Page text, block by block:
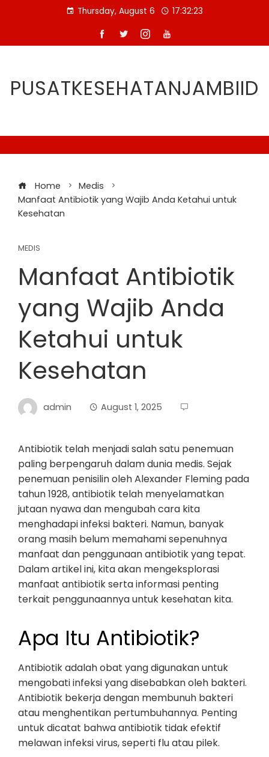
Thursday, August 6 17:32:24
PUSATKESEHATANJAMBIID
Home
Medis
Manfaat Antibiotik yang Wajib Anda Ketahui untuk
Kesehatan
MEDIS
Manfaat Antibiotik
yang Wajib Anda
Ketahui untuk
Kesehatan
admin August 1, 2025
Antibiotik telah menjadi salah satu penemuan
paling berpengaruh dalam dunia medis. Sejak
penemuan penisilin oleh Alexander Fleming pada
tahun 1928, antibiotik telah menyelamatkan
jutaan nyawa dan mengubah cara kita
menghadapi infeksi bakteri. Namun, banyak
orang masih belum memahami sepenuhnya
manfaat dan penggunaan antibiotik yang tepat.
Dalam artikel ini, kita akan mengeksplorasi
manfaat antibiotik serta informasi penting
terkait penggunaannya untuk kesehatan kita.
Apa Itu Antibiotik?
Antibiotik adalah obat yang digunakan untuk
mengobati infeksi yang disebabkan oleh bakteri.
Antibiotik bekerja dengan membunuh bakteri
atau menghentikan pertumbuhannya. Penting
untuk dicatat bahwa antibiotik tidak efektif
melawan infeksi virus, seperti flu atau pilek.